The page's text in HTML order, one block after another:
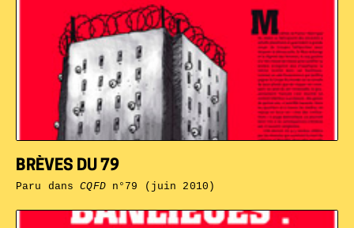
BRÈVES DU 79
Paru dansCQFDn°79 (juin 2010)